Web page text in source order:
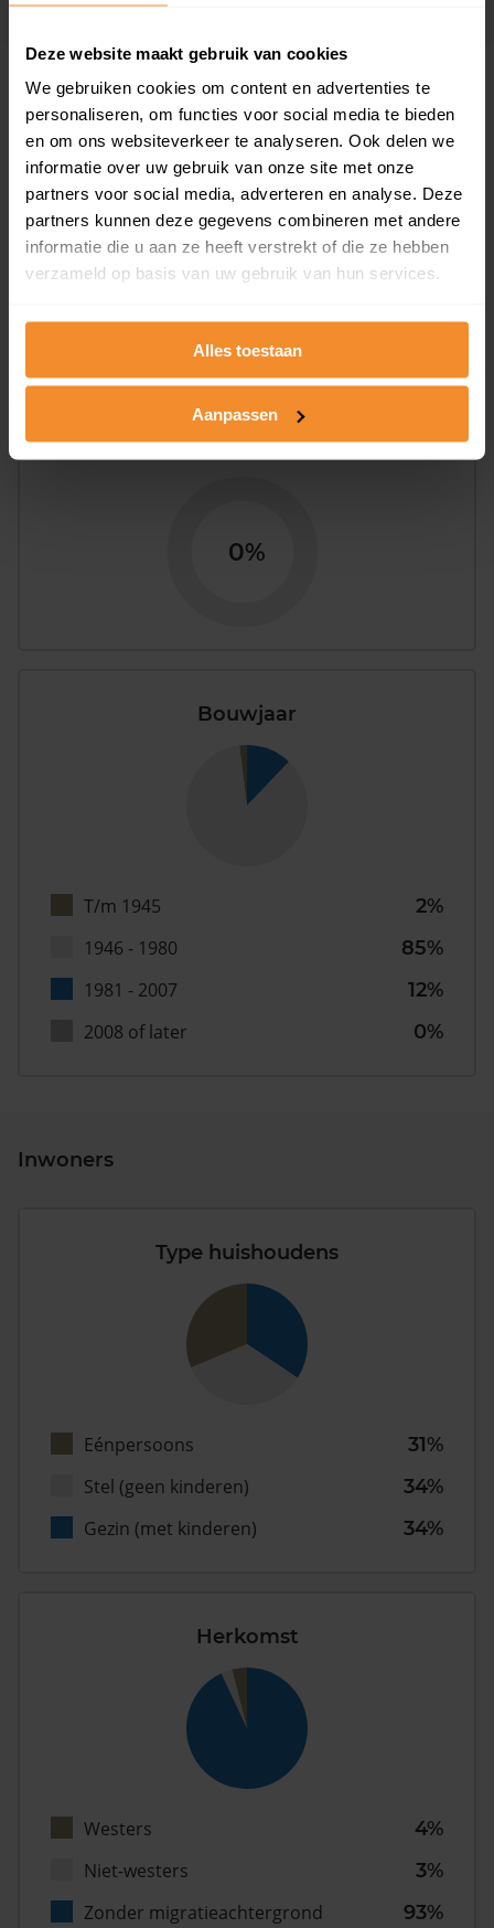
Deze website maakt gebruik van cookies
We gebruiken cookies om content en advertenties te
personaliseren, om functies voor social media te bieden
en om ons websiteverkeer te analyseren. Ook delen we
informatie over uw gebruik van onze site met onze
partners voor social media, adverteren en analyse. Deze
partners kunnen deze gegevens combineren met andere
informatie die u aan ze heeft verstrekt of die ze hebben
verzameld op basis van uw gebruik van hun services.
Alles toestaan
Aanpassen
Woningen
71%
29%
Appartementen
aandeel van totale woningen
0%
Bouwjaar
T/m 1945
2%
1946 - 1980
85%
1981 - 2007
12%
2008 of later
0%
Inwoners
Type huishoudens
Eénpersoons
31%
Stel (geen kinderen)
34%
Gezin (met kinderen)
34%
Herkomst
Westers
4%
Niet-westers
3%
Zonder migratieachtergrond
93%